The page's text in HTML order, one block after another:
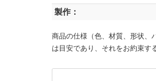
製作：
商品の仕様（色、材質、形状、
は目安であり、それをお約束す